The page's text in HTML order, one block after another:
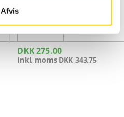
Afvis
DKK275.00
Inkl. moms DKK 343.75